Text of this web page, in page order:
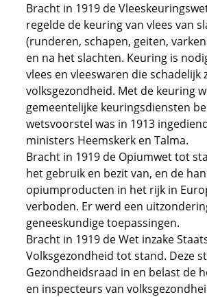
Bracht in 1919 de
regelde de keuring van vlees van
(runderen, schapen, geiten,
en na het slachten. Keuring is
vlees en vleeswaren die schadelijk
volksgezondheid. Met de keuring
gemeentelijke keuringsdiensten
wetsvoorstel was in 1913
ministers Heemskerk en Talma.
Bracht in 1919 de Opiumwet tot
het gebruik en bezit van, en de
opiumproducten in het rijk in
verboden. Er werd een
geneeskundige toepassingen.
Bracht in 1919 de Wet inzake
Volksgezondheid tot stand. Deze
Gezondheidsraad in en belast de
en inspecteurs van